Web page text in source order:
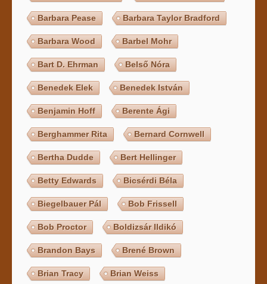
Barbara Pease Barbara Taylor Bradford
Barbara Wood Barbel Mohr
Bart D. Ehrman Belső Nóra
Benedek Elek Benedek István
Benjamin Hoff Berente Ági
Berghammer Rita Bernard Cornwell
Bertha Dudde Bert Hellinger
Betty Edwards Bicsérdi Béla
Biegelbauer Pál Bob Frissell
Bob Proctor Boldizsár Ildikó
Brandon Bays Brené Brown
Brian Tracy Brian Weiss